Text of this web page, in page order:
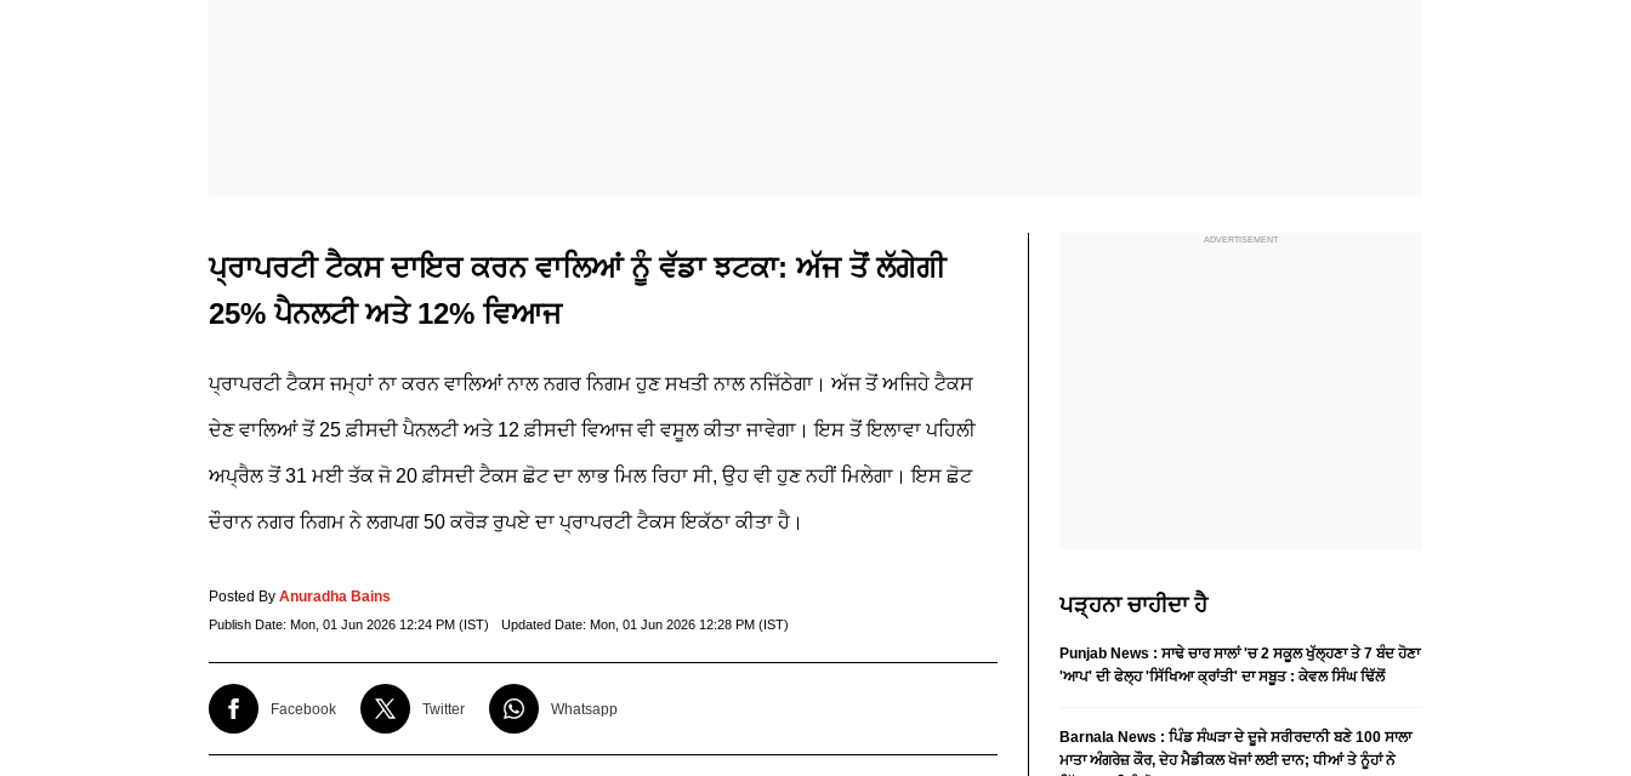
ਪ੍ਰਾਪਰਟੀ ਟੈਕਸ ਦਾਇਰ ਕਰਨ ਵਾਲਿਆਂ ਨੂੰ ਵੱਡਾ ਝਟਕਾ: ਅੱਜ ਤੋਂ ਲੱਗੇਗੀ
25% ਪੈਨਲਟੀ ਅਤੇ 12% ਵਿਆਜ
ਪ੍ਰਾਪਰਟੀ ਟੈਕਸ ਜਮ੍ਹਾਂ ਨਾ ਕਰਨ ਵਾਲਿਆਂ ਨਾਲ ਨਗਰ ਨਿਗਮ ਹੁਣ ਸਖਤੀ ਨਾਲ ਨਜਿੱਠੇਗਾ। ਅੱਜ ਤੋਂ ਅਜਿਹੇ ਟੈਕਸ
ਦੇਣ ਵਾਲਿਆਂ ਤੋਂ 25 ਫ਼ੀਸਦੀ ਪੈਨਲਟੀ ਅਤੇ 12 ਫ਼ੀਸਦੀ ਵਿਆਜ ਵੀ ਵਸੂਲ ਕੀਤਾ ਜਾਵੇਗਾ। ਇਸ ਤੋਂ ਇਲਾਵਾ ਪਹਿਲੀ
ਅਪ੍ਰੈਲ ਤੋਂ 31 ਮਈ ਤੱਕ ਜੋ 20 ਫ਼ੀਸਦੀ ਟੈਕਸ ਛੋਟ ਦਾ ਲਾਭ ਮਿਲ ਰਿਹਾ ਸੀ, ਉਹ ਵੀ ਹੁਣ ਨਹੀਂ ਮਿਲੇਗਾ। ਇਸ ਛੋਟ
ਦੌਰਾਨ ਨਗਰ ਨਿਗਮ ਨੇ ਲਗਪਗ 50 ਕਰੋੜ ਰੁਪਏ ਦਾ ਪ੍ਰਾਪਰਟੀ ਟੈਕਸ ਇਕੱਠਾ ਕੀਤਾ ਹੈ।
Posted By Anuradha Bains
Publish Date: Mon, 01 Jun 2026 12:24 PM (IST) Updated Date: Mon, 01 Jun 2026 12:28 PM (IST)
Facebook Twitter Whatsapp
ਪੜ੍ਹਨਾ ਚਾਹੀਦਾ ਹੈ
Punjab News : ਸਾਢੇ ਚਾਰ ਸਾਲਾਂ 'ਚ 2 ਸਕੂਲ ਖੁੱਲ੍ਹਣਾ ਤੇ 7 ਬੰਦ ਹੋਣਾ
'ਆਪ' ਦੀ ਫੇਲ੍ਹ 'ਸਿੱਖਿਆ ਕ੍ਰਾਂਤੀ' ਦਾ ਸਬੂਤ : ਕੇਵਲ ਸਿੰਘ ਢਿੱਲੋਂ
Barnala News : ਪਿੰਡ ਸੰਘੜਾ ਦੇ ਦੂਜੇ ਸਰੀਰਦਾਨੀ ਬਣੇ 100 ਸਾਲਾ
ਮਾਤਾ ਅੰਗਰੇਜ਼ ਕੌਰ, ਦੇਹ ਮੈਡੀਕਲ ਖੋਜਾਂ ਲਈ ਦਾਨ; ਧੀਆਂ ਤੇ ਨੂੰਹਾਂ ਨੇ